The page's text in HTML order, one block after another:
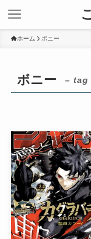
ホーム ボニー
ボニー – tag